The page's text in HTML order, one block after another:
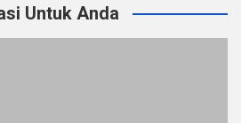
Untuk Anda